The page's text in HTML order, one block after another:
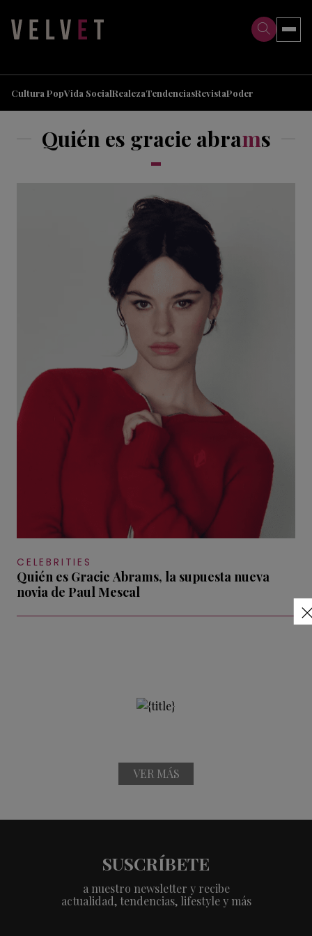
Cultura PopVida SocialRealezaTendenciasRevistaPoder
Quién es gracie abrams
CELEBRITIES
Quién es Gracie Abrams, la supuesta nueva
novia de Paul Mescal
VER MÁS
SUSCRÍBETE
a nuestro newsletter y recibe
actualidad, tendencias, lifestyle y más